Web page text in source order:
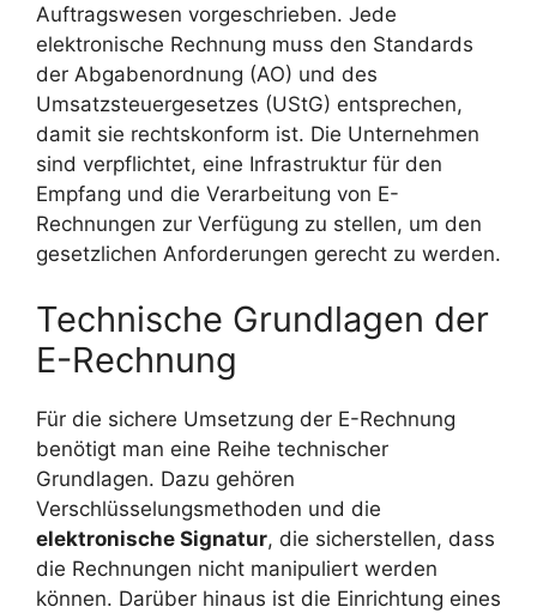
Auftragswesen vorgeschrieben. Jede
elektronische Rechnung muss den Standards
der Abgabenordnung (AO) und des
Umsatzsteuergesetzes (UStG) entsprechen,
damit sie rechtskonform ist. Die Unternehmen
sind verpflichtet, eine Infrastruktur für den
Empfang und die Verarbeitung von E-
Rechnungen zur Verfügung zu stellen, um den
gesetzlichen Anforderungen gerecht zu werden.
Technische Grundlagen der
E-Rechnung
Für die sichere Umsetzung der E-Rechnung
benötigt man eine Reihe technischer
Grundlagen. Dazu gehören
Verschlüsselungsmethoden und die
elektronische Signatur, die sicherstellen, dass
die Rechnungen nicht manipuliert werden
können. Darüber hinaus ist die Einrichtung eines